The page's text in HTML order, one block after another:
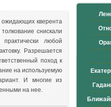
ожидающих кверента
снискали
любой
Разрешается
поход к
на используемую
И многие из
на нее.